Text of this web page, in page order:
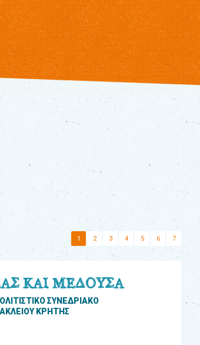
1 2 3 4 5 6 7
ΚΑΙ ΜΕΔΟΥΣΑ
ΣΥΝΕΔΡΙΑΚΟ
ΚΡΗΤΗΣ